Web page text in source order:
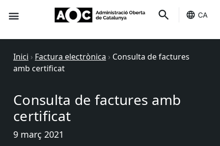
CA
Inici › Factura electrònica › Consulta de factures
amb certificat
Consulta de factures amb
certificat
9 març 2021